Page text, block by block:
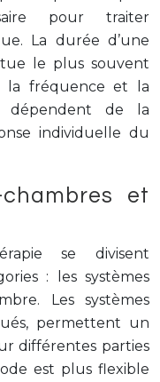
pour traiter
La durée d’une
le plus souvent
la fréquence et la
dépendent de la
individuelle du
et
se divisent
: les systèmes
Les systèmes
permettent un
différentes parties
est plus flexible